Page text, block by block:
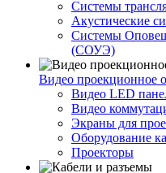
Cистемы
Акустические
Системы
(СОУЭ)
Видео проекционное
Видео LED
Видео
Экраны для
Оборудование
Проекторы